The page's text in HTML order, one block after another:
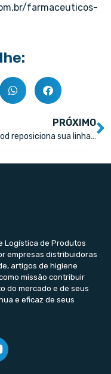
farmaceuticos-
PRÓXIMO
Dr. Good reposiciona sua linha de suplementos em ‘gummy’
Logística de Produtos
empresas distribuidoras
artigos de higiene
missão contribuir
do mercado e de seus
e eficaz de seus